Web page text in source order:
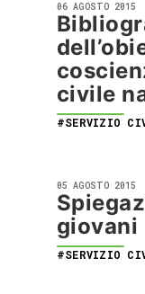
06 AGOSTO 2015
civile
#SERVIZIO
05 AGOSTO 2015
giovani
#SERVIZIO